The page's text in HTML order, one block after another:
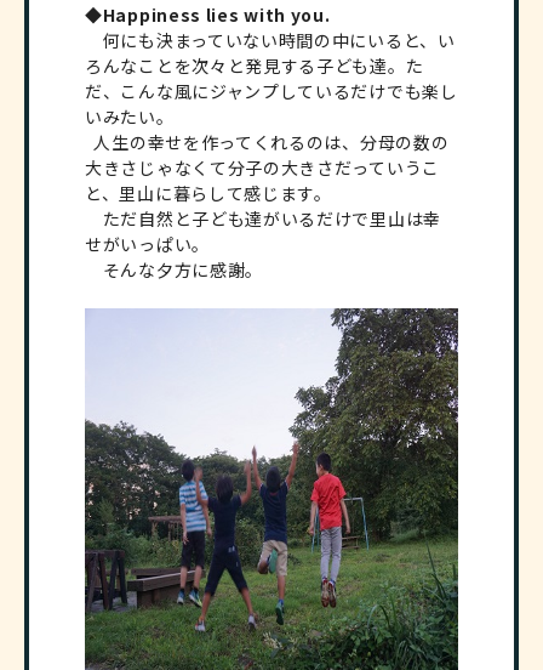
◆Happiness lies with you.
何にも決まっていない時間の中にいると、い
ろんなことを次々と発見する子ども達。た
だ、こんな風にジャンプしているだけでも楽し
いみたい。
人生の幸せを作ってくれるのは、分母の数の
大きさじゃなくて分子の大きさだっていうこ
と、里山に暮らして感じます。
ただ自然と子ども達がいるだけで里山は幸
せがいっぱい。
そんな夕方に感謝。